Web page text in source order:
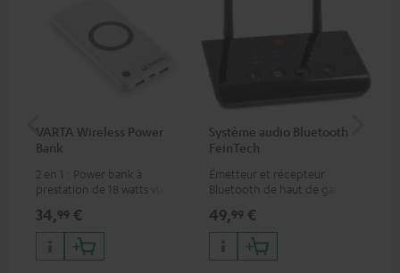
VARTA Wireless Power
Bank
2 en 1 : Power bank à
prestation de 18 watts via USB
jusqu’à 10 watts
34,99 €
Système audio Bluetooth
FeinTech
Émetteur et récepteur
Bluetooth de haut de gamme,
casques ou systèmes complets
Bluetooth et barres de son
49,99 €